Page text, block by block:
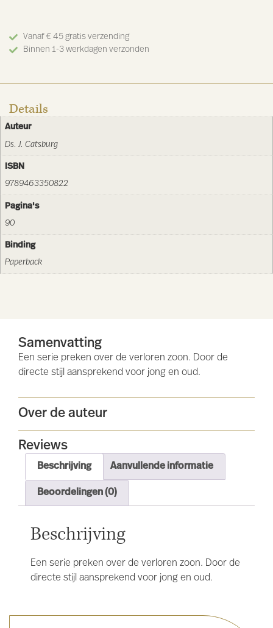
Vanaf € 45 gratis verzending
Binnen 1-3 werkdagen verzonden
Details
Auteur
Ds. J. Catsburg
ISBN
9789463350822
Pagina's
90
Binding
Paperback
Samenvatting
Een serie preken over de verloren zoon. Door de
directe stijl aansprekend voor jong en oud.
Over de auteur
Reviews
Beschrijving Aanvullende informatie
Beoordelingen (0)
Beschrijving
Een serie preken over de verloren zoon. Door de
directe stijl aansprekend voor jong en oud.